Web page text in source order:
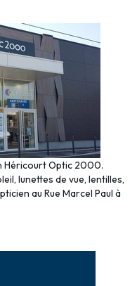
Héricourt Optic 2000.
lunettes de vue, lentilles,
au Rue Marcel Paul à